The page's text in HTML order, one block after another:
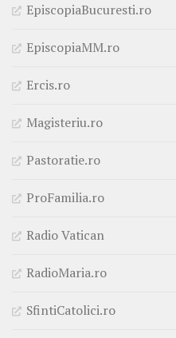
EpiscopiaBucuresti.ro
EpiscopiaMM.ro
Ercis.ro
Magisteriu.ro
Pastoratie.ro
ProFamilia.ro
Radio Vatican
RadioMaria.ro
SfintiCatolici.ro